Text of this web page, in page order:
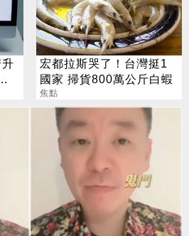
宏都拉斯哭了！台灣挺1
國家 掃貨800萬公斤白蝦
焦點